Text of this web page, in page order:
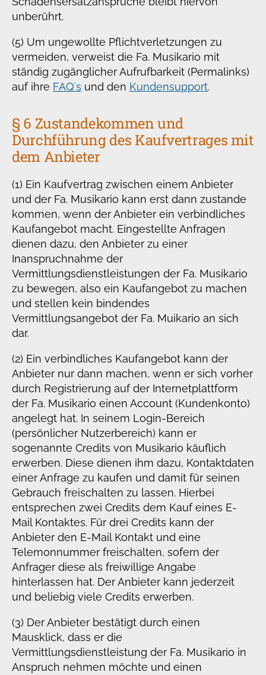
unberührt.
(5) Um ungewollte Pflichtverletzungen zu
vermeiden, verweist die Fa. Musikario mit
ständig zugänglicher Aufrufbarkeit (Permalinks)
auf ihre FAQ´s und den Kundensupport.
§ 6 Zustandekommen und
Durchführung des Kaufvertrages mit
dem Anbieter
(1) Ein Kaufvertrag zwischen einem Anbieter
und der Fa. Musikario kann erst dann zustande
kommen, wenn der Anbieter ein verbindliches
Kaufangebot macht. Eingestellte Anfragen
dienen dazu, den Anbieter zu einer
Inanspruchnahme der
Vermittlungsdienstleistungen der Fa. Musikario
zu bewegen, also ein Kaufangebot zu machen
und stellen kein bindendes
Vermittlungsangebot der Fa. Muikario an sich
dar.
(2) Ein verbindliches Kaufangebot kann der
Anbieter nur dann machen, wenn er sich vorher
durch Registrierung auf der Internetplattform
der Fa. Musikario einen Account (Kundenkonto)
angelegt hat. In seinem Login-Bereich
(persönlicher Nutzerbereich) kann er
sogenannte Credits von Musikario käuflich
erwerben. Diese dienen ihm dazu, Kontaktdaten
einer Anfrage zu kaufen und damit für seinen
Gebrauch freischalten zu lassen. Hierbei
entsprechen zwei Credits dem Kauf eines E-
Mail Kontaktes. Für drei Credits kann der
Anbieter den E-Mail Kontakt und eine
Telemonnummer freischalten, sofern der
Anfrager diese als freiwillige Angabe
hinterlassen hat. Der Anbieter kann jederzeit
und beliebig viele Credits erwerben.
(3) Der Anbieter bestätigt durch einen
Mausklick, dass er die
Vermittlungsdienstleistung der Fa. Musikario in
Anspruch nehmen möchte und einen